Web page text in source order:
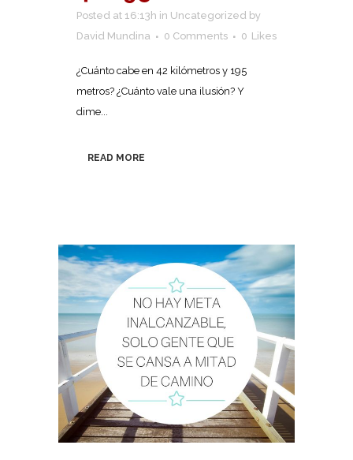
Posted at 16:13h in Uncategorized by
David Mundina
0 Comments 0 Likes
¿Cuánto cabe en 42 kilómetros y 195
metros? ¿Cuánto vale una ilusión? Y
dime...
READ MORE